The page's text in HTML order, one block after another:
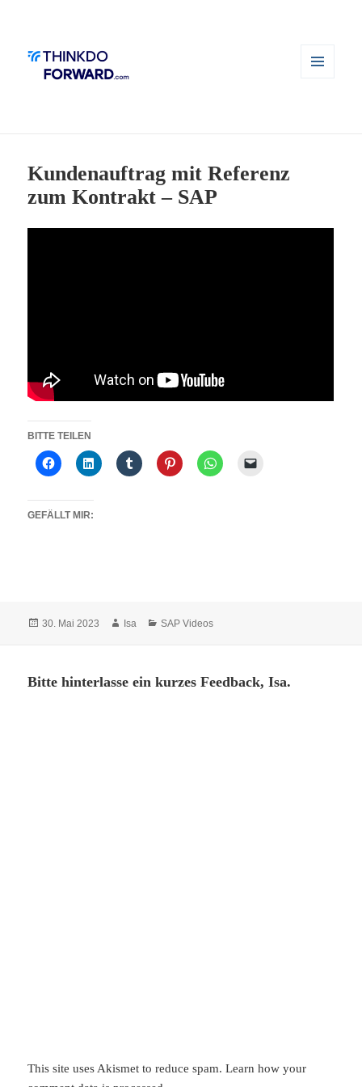
Kundenauftrag mit Referenz
zum Kontrakt – SAP
BITTE TEILEN
GEFÄLLT MIR:
Veröffentlicht
30. Mai 2023 Autor
Isa Kategorien
SAP Videos
Bitte hinterlasse ein kurzes Feedback, Isa.
This site uses Akismet to reduce spam.Learn how your